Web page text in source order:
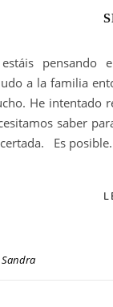
pensando
a la familia
He intentado
saber
Es
Sandra